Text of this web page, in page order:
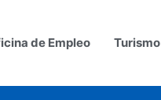
de Empleo Turismo